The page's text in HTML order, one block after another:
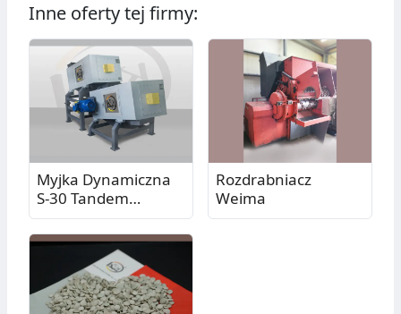
Inne oferty tej firmy:
Myjka Dynamiczna
S-30 Tandem
Evolution -
niezawodnie
skuteczne mycie
tworzyw sztucznych!
Rozdrabniacz
Weima